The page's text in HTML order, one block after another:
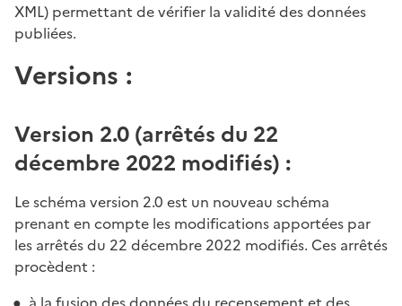
XML) permettant de vérifier la validité des données
publiées.
Versions :
Version 2.0 (arrêtés du 22
décembre 2022 modifiés) :
Le schéma version 2.0 est un nouveau schéma
prenant en compte les modifications apportées par
les arrêtés du 22 décembre 2022 modifiés. Ces arrêtés
procèdent :
à la fusion des données du recensement et des